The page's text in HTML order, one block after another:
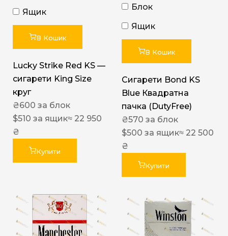
Ящик
В Кошик
Lucky Strike Red KS —
сигарети King Size
круг
₴600 за блок
$510 за ящик≈ 22 950
₴
Купити
Блок
Ящик
В Кошик
Сигарети Bond KS
Blue Квадратна
пачка (DutyFree)
₴570 за блок
$500 за ящик≈ 22 500
₴
Купити